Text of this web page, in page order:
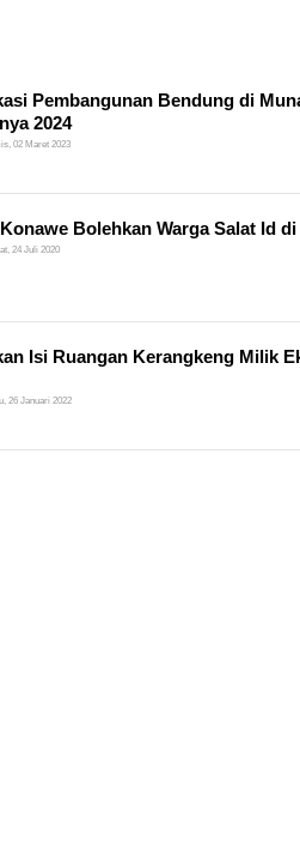
Pembangunan Bendung di
2024
02 Maret 2023
Bolehkan Warga Salat Id
24 Juli 2020
Isi Ruangan Kerangkeng Milik
26 Januari 2022